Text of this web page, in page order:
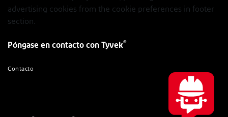
advertising cookies from the cookie preferences in footer
section.
Póngase en contacto con Tyvek®
Contacto